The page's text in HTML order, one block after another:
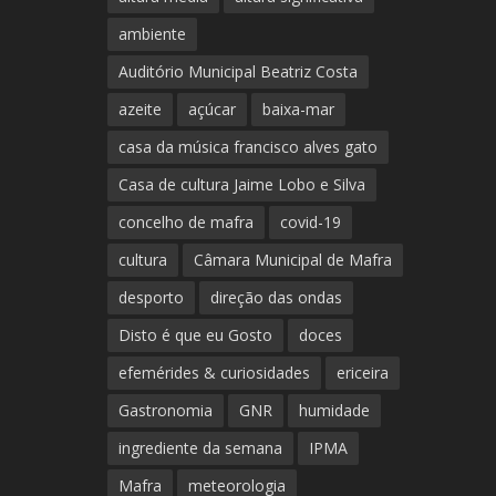
ambiente
Auditório Municipal Beatriz Costa
azeite
açúcar
baixa-mar
casa da música francisco alves gato
Casa de cultura Jaime Lobo e Silva
concelho de mafra
covid-19
cultura
Câmara Municipal de Mafra
desporto
direção das ondas
Disto é que eu Gosto
doces
efemérides & curiosidades
ericeira
Gastronomia
GNR
humidade
ingrediente da semana
IPMA
Mafra
meteorologia